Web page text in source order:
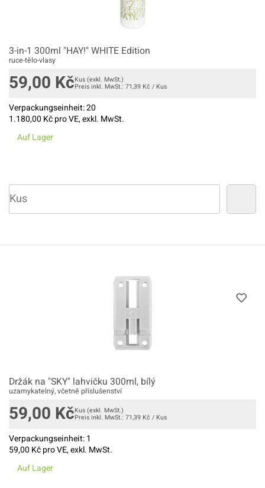
3-in-1 300ml "HAY!" WHITE Edition
ruce-tělo-vlasy
59,00 KčKus (exkl. MwSt.)
Preis inkl. MwSt.: 71,39 Kč / Kus
Verpackungseinheit:20
1.180,00 Kč pro VE, exkl. MwSt.
Auf Lager
Držák na "SKY" lahvičku 300ml, bílý
uzamykatelný, včetně příslušenství
59,00 KčKus (exkl. MwSt.)
Preis inkl. MwSt.: 71,39 Kč / Kus
Verpackungseinheit:1
59,00 Kč pro VE, exkl. MwSt.
Auf Lager